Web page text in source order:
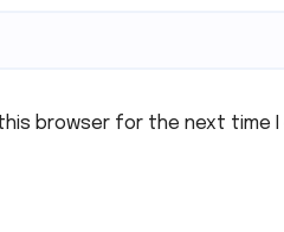
browser for the next time